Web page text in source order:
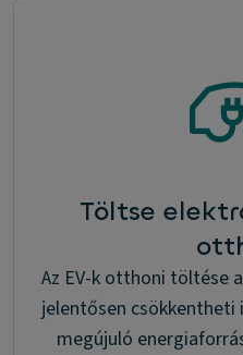
Töltse
Az EV-k otthoni töltése
jelentősen csökkentheti
megújuló